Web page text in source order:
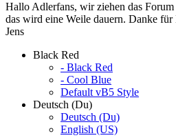
Hallo Adlerfans, wir ziehen das Forum
das wird eine Weile dauern. Danke für
Jens
Black Red
- Black Red
- Cool Blue
Default vB5 Style
Deutsch (Du)
Deutsch (Du)
English (US)